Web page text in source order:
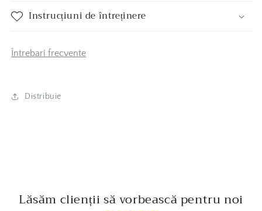
Instrucțiuni de întreținere
Întrebari frecvente
Distribuie
Lăsăm clienții să vorbească pentru noi